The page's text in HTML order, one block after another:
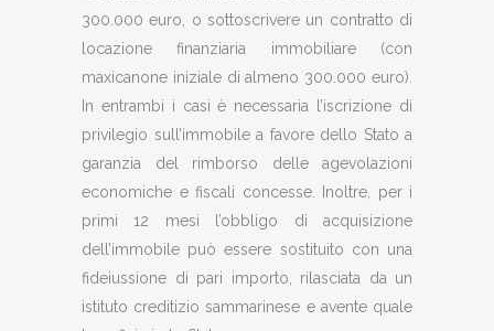
300.000 euro, o sottoscrivere un contratto di
locazione finanziaria immobiliare (con
maxicanone iniziale di almeno 300.000 euro).
In entrambi i casi è necessaria l’iscrizione di
privilegio sull’immobile a favore dello Stato a
garanzia del rimborso delle agevolazioni
economiche e fiscali concesse. Inoltre, per i
primi 12 mesi l’obbligo di acquisizione
dell’immobile può essere sostituito con una
fideiussione di pari importo, rilasciata da un
istituto creditizio sammarinese e avente quale